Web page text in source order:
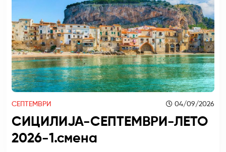
СЕПТЕМВРИ 04/09/2026
СИЦИЛИЈА-СЕПТЕМВРИ-ЛЕТО
2026-1.смена